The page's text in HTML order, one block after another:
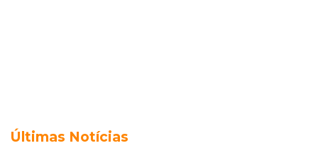
Últimas Notícias